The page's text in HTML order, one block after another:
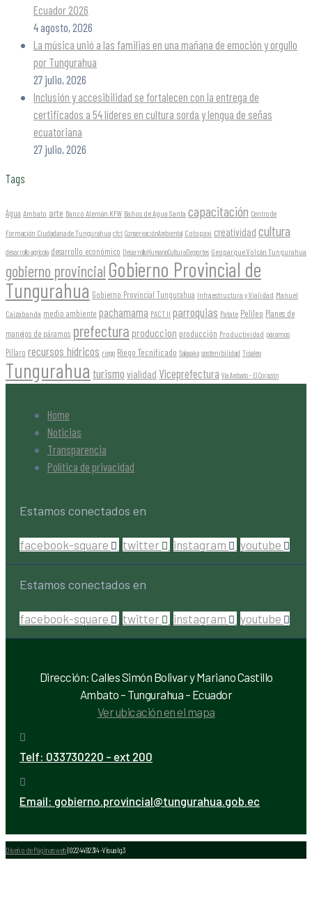
Ecuador 2026
4 agosto, 2026
La música unió a las familias en una mañana de emoción y orgullo
por Tungurahua
27 julio, 2026
Inclusión y accesibilidad se fortalecen con la entrega de
certificados a 54 líderes en cultura sorda y lengua de señas
ecuatoriana
27 julio, 2026
Tags
Agua Ambato arte Banco Alemán KFW Baños de Agua Santa capacitación Centro de
Formación Ciudadana de Tungurahua cfct ConservaciónAmbiental Cotopaxi creatividad cultura
desarrollo agrícola desarrollo económico DesarrolloHumanoCulturaDeportes Geoparque Volcán Tungurahua
gobierno provincial Gobierno Provincial de
Tungurahua Gobierno Provincial Tungurahua Infraestructura y Vialidad Manuel
Caizabanda medio ambiente pachamama PACT II parroquias Patate Pelileo Planes de
manejos de páramos prefectura produccion producción Productividad páramos
Píllaro recursos hídricos riego Riego Tecnificado Salasaka sostenibilidad Tisaleo
Tungurahua turismo vialidad Viceprefectura Vía Ambato - El Corazón
Home
Noticias
Transparencia
Política de privacidad
Estamos conectados en
facebook-square twitter instagram youtube
Estamos conectados en
facebook-square twitter instagram youtube
Dirección: Calles Simón Bolivar y Mariano Castillo
Ambato – Tungurahua – Ecuador
Ver ubicación en el mapa
Telf: 033730220 - ext 200
Email: gobierno.provincial@tungurahua.gob.ec
Diseño de Páginas web| 0224492314 -Visualg3